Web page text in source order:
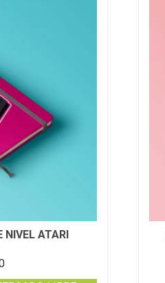
NIVEL ATARI